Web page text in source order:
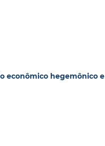
econômico hegemônico e